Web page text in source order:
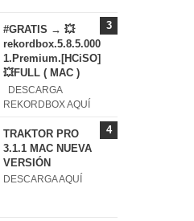
#GRATIS → 💥
rekordbox.5.8.5.000
1.Premium.[HCiSO]
💥FULL ( MAC )
DESCARGA
REKORDBOX AQUÍ
TRAKTOR PRO
3.1.1 MAC NUEVA
VERSIÓN
DESCARGA AQUÍ